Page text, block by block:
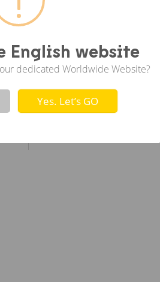
English website
dedicated Worldwide Website?
Not valid!
Yes. Let’s GO
หากต้องการตรวจ